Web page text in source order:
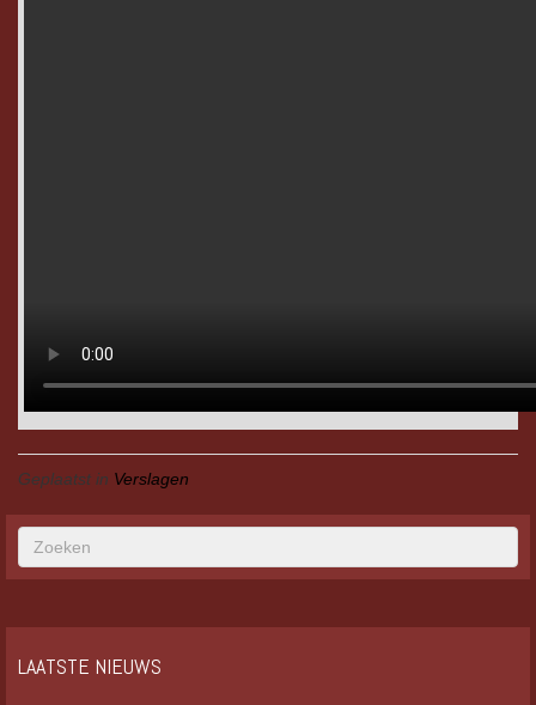
Geplaatst in Verslagen
LAATSTE NIEUWS